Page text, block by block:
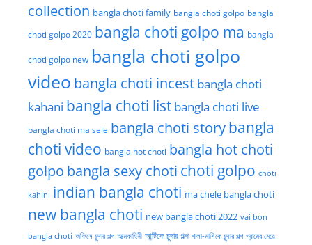
collection bangla choti family bangla choti golpo bangla
choti golpo 2020 bangla choti golpo ma bangla
choti golpo new bangla choti golpo
video bangla choti incest bangla choti
kahani bangla choti list bangla choti live
bangla choti ma sele bangla choti storybangla
choti video bangla hot choti bangla hot choti
golpo bangla sexy choti choti golpo choti
kahini indian bangla choti ma chele bangla choti
new bangla choti new bangla choti 2022 vai bon
bangla choti অফিসে চুদার গল্প আত্মকাহিনী আন্টিকে চুদার গল্প খালা-মাসিকে চুদার গল্প গ্রামের মেয়ে